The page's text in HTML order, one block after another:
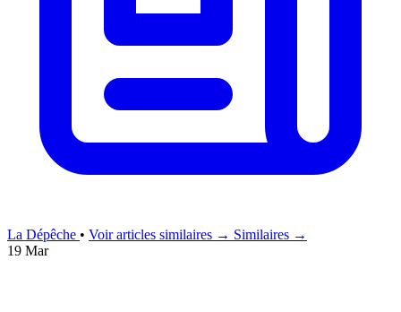
La Dépêche • Voir articles similaires → Similaires →
19 Mar